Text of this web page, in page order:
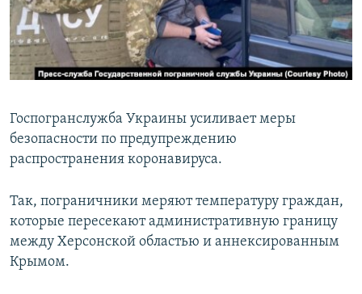
ПОБЕДИТЕЛЕЙ НЕ СУДЯТ?
КРЫМ.НЕПОКОРЕННЫЙ
ELIFBE
ПРИСОЕДИНЯЙТЕСЬ!
Все сайты RFE/RL
Госпогранслужба Украины усиливает меры
безопасности по предупреждению
распространения коронавируса.
Так, пограничники меряют температуру граждан,
которые пересекают административную границу
между Херсонской областью и аннексированным
Крымом.